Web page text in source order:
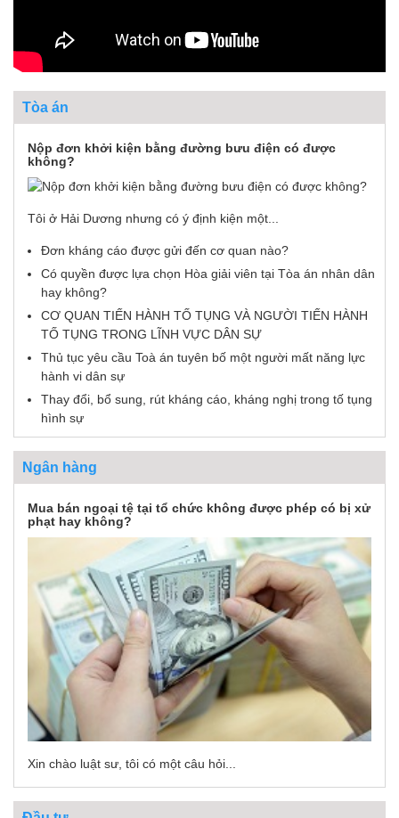
Tòa án
Nộp đơn khởi kiện bằng đường bưu điện có được
không?
Tôi ở Hải Dương nhưng có ý định kiện một...
Đơn kháng cáo được gửi đến cơ quan nào?
Có quyền được lựa chọn Hòa giải viên tại Tòa án nhân dân
hay không?
CƠ QUAN TIẾN HÀNH TỐ TỤNG VÀ NGƯỜI TIẾN HÀNH
TỐ TỤNG TRONG LĨNH VỰC DÂN SỰ
Thủ tục yêu cầu Toà án tuyên bố một người mất năng lực
hành vi dân sự
Thay đổi, bổ sung, rút kháng cáo, kháng nghị trong tố tụng
hình sự
Ngân hàng
Mua bán ngoại tệ tại tổ chức không được phép có bị xử
phạt hay không?
Xin chào luật sư, tôi có một câu hỏi...